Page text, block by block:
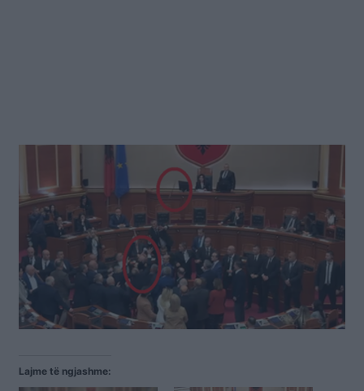
Lajme të ngjashme: